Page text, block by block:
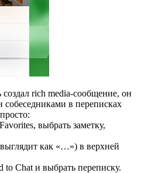
создал rich media-сообщение, он
в переписках
выбрать заметку,
как «…») в верхней
Chat и выбрать переписку.